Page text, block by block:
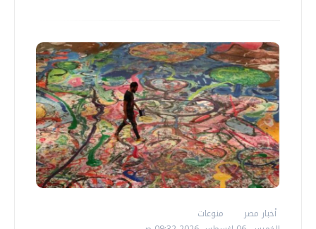
أخبار مصر
منوعات